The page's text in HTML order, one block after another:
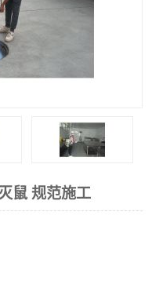
鼠 规范施工